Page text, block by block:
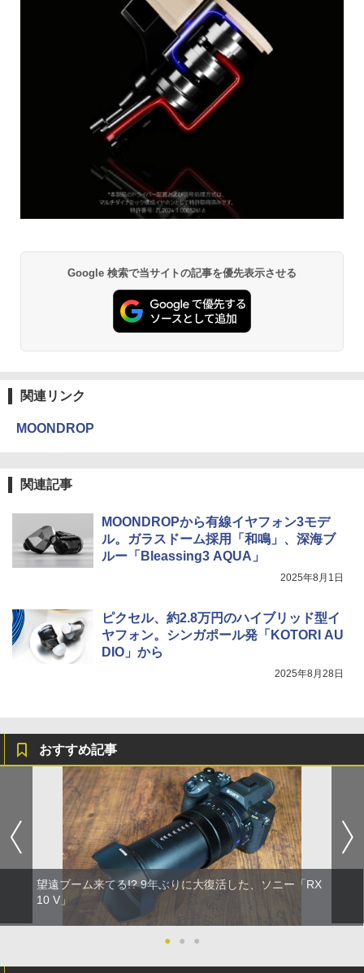
Google 検索で当サイトの記事を優先表示させる
関連リンク
MOONDROP
関連記事
MOONDROPから有線イヤフォン3モデ
ル。ガラスドーム採用「和鳴」、深海ブ
ルー「Bleassing3 AQUA」
2025年8月1日
ピクセル、約2.8万円のハイブリッド型イ
ヤフォン。シンガポール発「KOTORI AU
DIO」から
2025年8月28日
おすすめ記事
望遠ブーム来てる!? 9年ぶりに大復活した、ソニー「RX
10 V」
● ● ●